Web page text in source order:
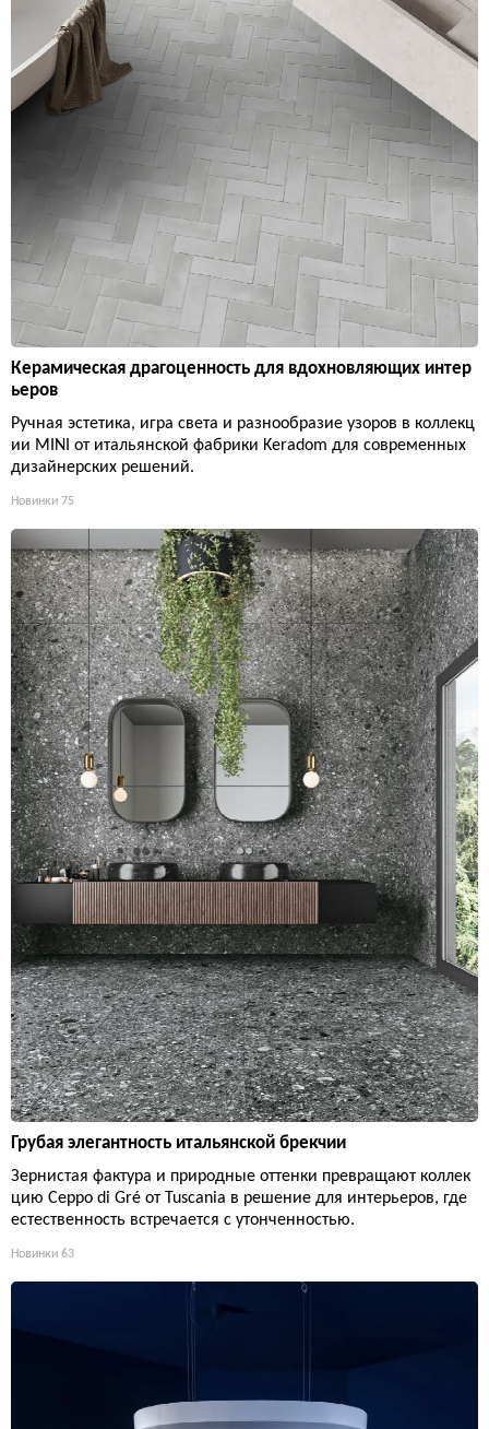
Керамическая драгоценность для вдохновляющих интер
ьеров
Ручная эстетика, игра света и разнообразие узоров в коллекц
ии MINI от итальянской фабрики Keradom для современных
дизайнерских решений.
Новинки 75
Грубая элегантность итальянской брекчии
Зернистая фактура и природные оттенки превращают коллек
цию Ceppo di Gré от Tuscania в решение для интерьеров, где
естественность встречается с утонченностью.
Новинки 63